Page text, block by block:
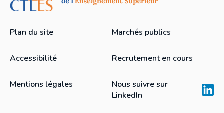
Plan du site
Accessibilité
Mentions légales
Marchés publics
Recrutement en cours
Nous suivre sur
LinkedIn